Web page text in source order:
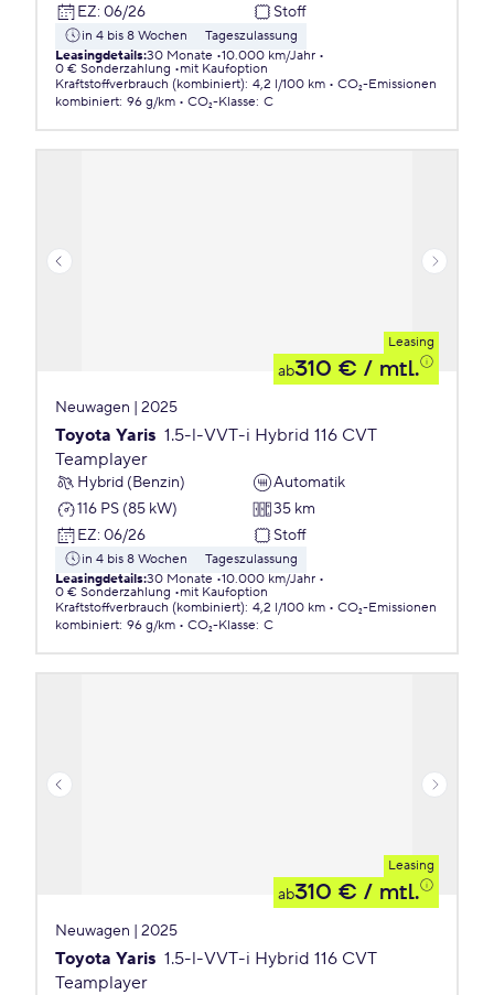
EZ: 06/26 Stoff
in 4 bis 8 Wochen
Tageszulassung
Leasingdetails:30 Monate 10.000 km/Jahr
0 € Sonderzahlung
mit Kaufoption
Kraftstoffverbrauch (kombiniert): 4,2 l/100 km
CO₂-Emissionen
kombiniert: 96 g/km CO₂-Klasse: C
Leasing
ab310 € / mtl.
Neuwagen | 2025
Toyota Yaris 1.5-l-VVT-i Hybrid 116 CVT
Teamplayer
Hybrid (Benzin)
Automatik
116 PS (85 kW)
35 km
EZ: 06/26 Stoff
in 4 bis 8 Wochen
Tageszulassung
Leasingdetails:30 Monate 10.000 km/Jahr
0 € Sonderzahlung
mit Kaufoption
Kraftstoffverbrauch (kombiniert): 4,2 l/100 km
CO₂-Emissionen
kombiniert: 96 g/km CO₂-Klasse: C
Leasing
ab310 € / mtl.
Neuwagen | 2025
Toyota Yaris 1.5-l-VVT-i Hybrid 116 CVT
Teamplayer